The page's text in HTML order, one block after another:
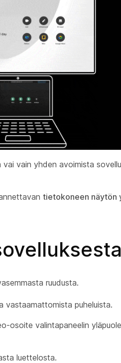
vain yhden avoimista
tietokoneen näytön
ruudusta.
vastaamattomista puheluista.
osoite valintapaneelin
luettelosta.